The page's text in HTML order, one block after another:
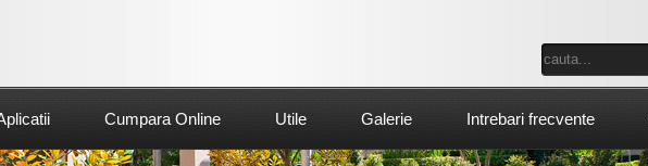
Cumpara Online Utile Galerie Intrebari frecvente